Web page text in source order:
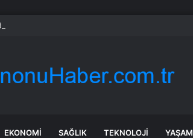
yeni uygulama devreye girdi
EKONOMI SAĞLIK TEKNOLOJI YAŞAM